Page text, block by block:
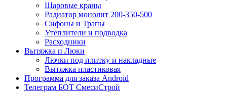
Шаровые краны
Радиатор монолит 200-350-500
Сифоны и Трапы
Утеплители и подводка
Расходники
Вытяжка и Люки
Лючки под плитку и накладные
Вытяжка пластиковая
Программа для заказа Android
Телеграм БОТ СмесиСтрой